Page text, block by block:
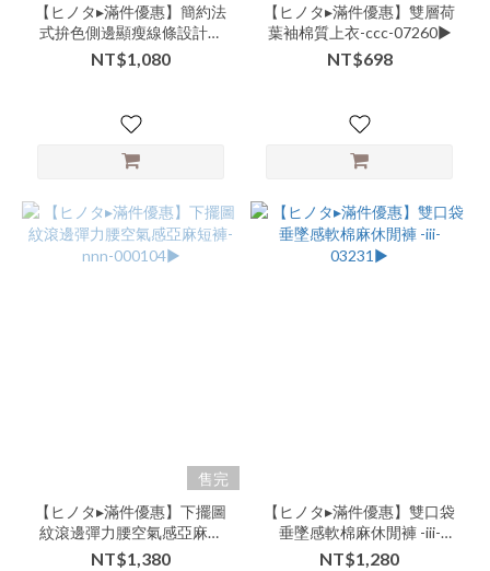
【ヒノタ▸滿件優惠】簡約法
式拚色側邊顯瘦線條設計背
心長洋-lll-304304▶
NT$1,080
【ヒノタ▸滿件優惠】雙層荷
葉袖棉質上衣-ccc-07260▶
NT$698
售完
【ヒノタ▸滿件優惠】下擺圖
紋滾邊彈力腰空氣感亞麻短
褲-nnn-000104▶
NT$1,380
【ヒノタ▸滿件優惠】雙口袋
垂墜感軟棉麻休閒褲 -iii-
03231▶
NT$1,280